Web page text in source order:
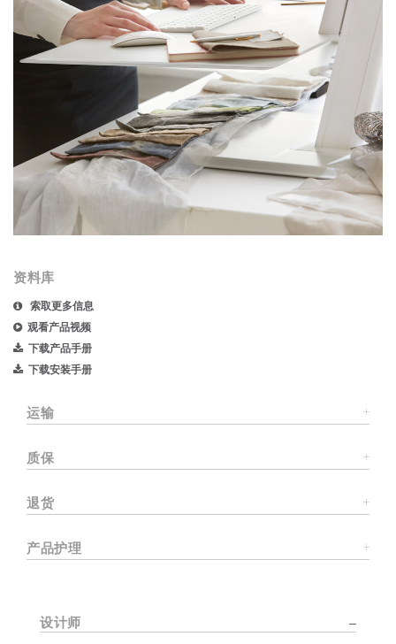
资料库
索取更多信息
观看产品视频
下载产品手册
下载安装手册
运输
质保
退货
产品护理
设计师